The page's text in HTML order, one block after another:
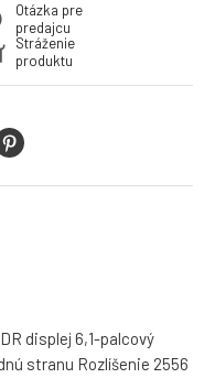
Otázka pre
predajcu
Stráženie
produktu
displej 6,1-palcový
stranu Rozlíšenie 2556